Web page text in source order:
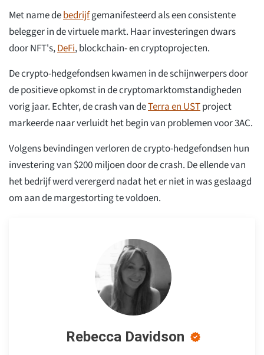
Met name debedrijfgemanifesteerd als een consistente
belegger in de virtuele markt. Haar investeringen dwars
door NFT's,DeFi, blockchain- en cryptoprojecten.
De crypto-hedgefondsen kwamen in de schijnwerpers door
de positieve opkomst in de cryptomarktomstandigheden
vorig jaar. Echter, de crash van deTerra en USTproject
markeerde naar verluidt het begin van problemen voor 3AC.
Volgens bevindingen verloren de crypto-hedgefondsen hun
investering van $200 miljoen door de crash. De ellende van
het bedrijf werd verergerd nadat het er niet in was geslaagd
om aan de margestorting te voldoen.
Rebecca Davidson